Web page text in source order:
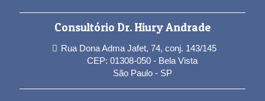
Consultório Dr. Hiury Andrade
Rua Dona Adma Jafet, 74, conj. 143/145
CEP: 01308-050 - Bela Vista
São Paulo - SP